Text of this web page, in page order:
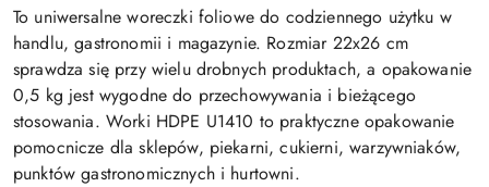
To uniwersalne woreczki foliowe do codziennego użytku w
handlu, gastronomii i magazynie. Rozmiar 22x26 cm
sprawdza się przy wielu drobnych produktach, a opakowanie
0,5 kg jest wygodne do przechowywania i bieżącego
stosowania. Worki HDPE U1410 to praktyczne opakowanie
pomocnicze dla sklepów, piekarni, cukierni, warzywniaków,
punktów gastronomicznych i hurtowni.